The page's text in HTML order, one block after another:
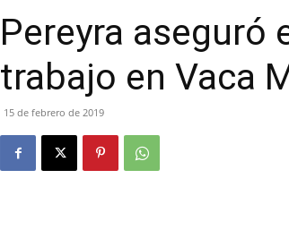
Pereyra aseguró
trabajo en Vaca
15 de febrero de 2019